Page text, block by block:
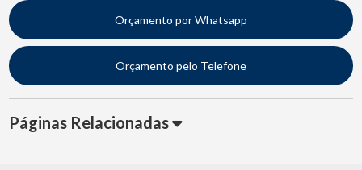
Orçamento por Whatsapp
Orçamento pelo Telefone
Páginas Relacionadas